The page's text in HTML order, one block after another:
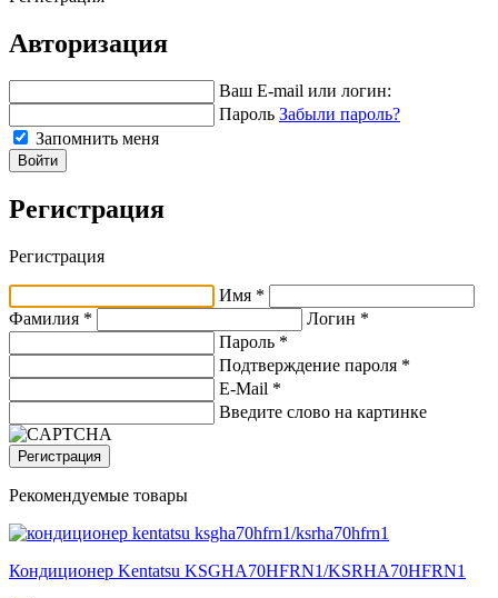
Авторизация
Ваш E-mail или логин:
Пароль Забыли пароль?
Запомнить меня
Войти
Регистрация
Регистрация
Имя *
Фамилия *
Логин *
Пароль *
Подтверждение пароля *
E-Mail *
Введите слово на картинке
Регистрация
Рекомендуемые товары
Кондиционер Kentatsu KSGHA70HFRN1/KSRHA70HFRN1